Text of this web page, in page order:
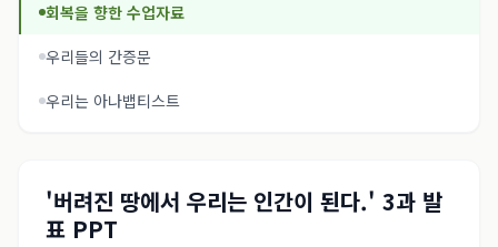
회복을 향한 수업자료
우리들의 간증문
우리는 아나뱁티스트
'버려진 땅에서 우리는 인간이 된다.' 3과 발
표 PPT